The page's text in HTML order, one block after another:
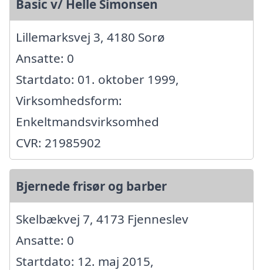
Basic v/ Helle Simonsen
Lillemarksvej 3, 4180 Sorø
Ansatte: 0
Startdato: 01. oktober 1999,
Virksomhedsform:
Enkeltmandsvirksomhed
CVR: 21985902
Bjernede frisør og barber
Skelbækvej 7, 4173 Fjenneslev
Ansatte: 0
Startdato: 12. maj 2015,